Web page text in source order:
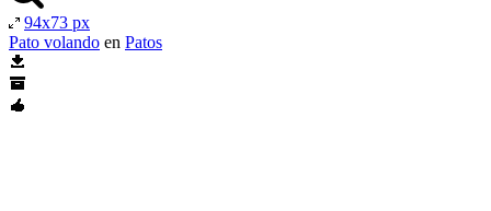
94x73 px
Pato volando en Patos